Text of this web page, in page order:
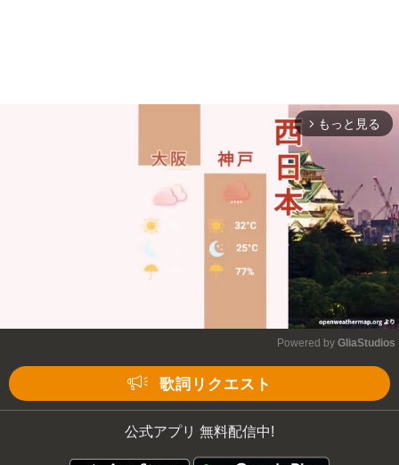
arrow_forward_ios もっと見る
Powered by GliaStudios
歌詞リクエスト
公式アプリ 無料配信中!